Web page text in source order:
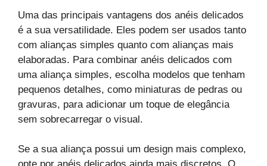
Uma das principais vantagens dos anéis delicados
é a sua versatilidade. Eles podem ser usados tanto
com alianças simples quanto com alianças mais
elaboradas. Para combinar anéis delicados com
uma aliança simples, escolha modelos que tenham
pequenos detalhes, como miniaturas de pedras ou
gravuras, para adicionar um toque de elegância
sem sobrecarregar o visual.
Se a sua aliança possui um design mais complexo,